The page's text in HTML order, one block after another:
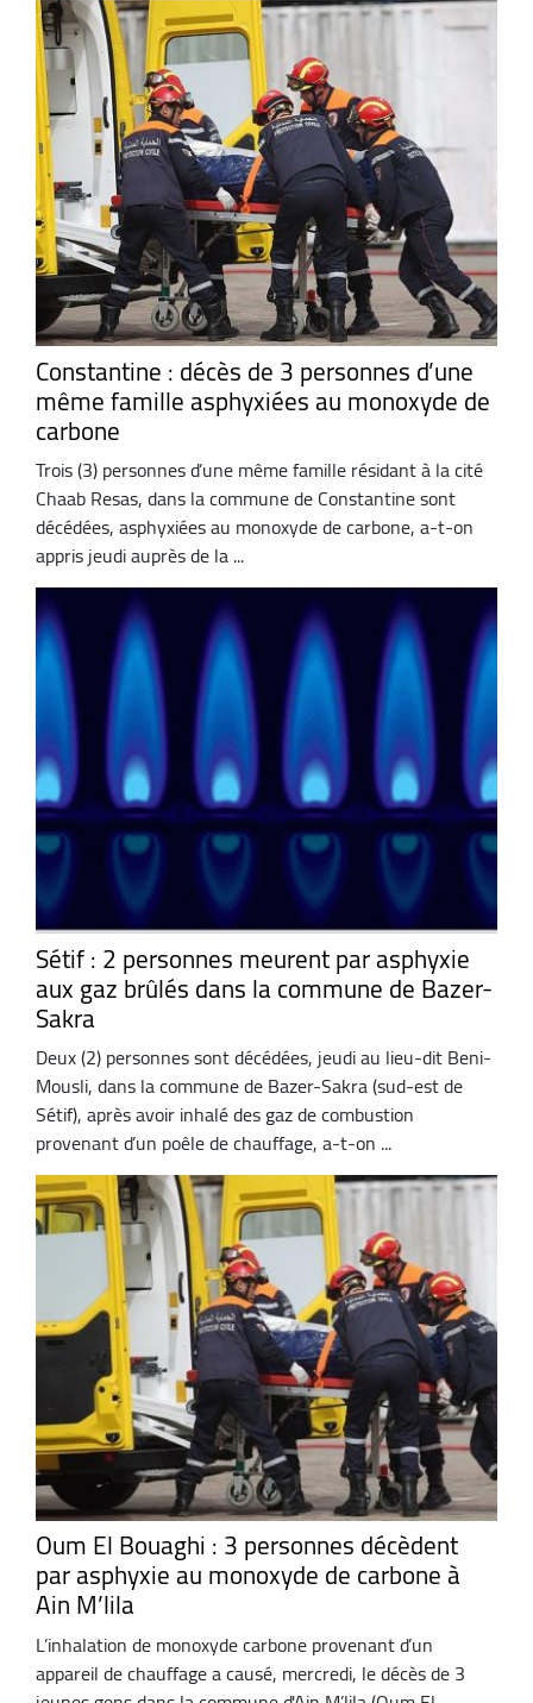
Constantine : décès de 3 personnes d’une
même famille asphyxiées au monoxyde de
carbone
Trois (3) personnes d’une même famille résidant à la cité
Chaab Resas, dans la commune de Constantine sont
décédées, asphyxiées au monoxyde de carbone, a-t-on
appris jeudi auprès de la ...
Sétif : 2 personnes meurent par asphyxie
aux gaz brûlés dans la commune de Bazer-
Sakra
Deux (2) personnes sont décédées, jeudi au lieu-dit Beni-
Mousli, dans la commune de Bazer-Sakra (sud-est de
Sétif), après avoir inhalé des gaz de combustion
provenant d’un poêle de chauffage, a-t-on ...
Oum El Bouaghi : 3 personnes décèdent
par asphyxie au monoxyde de carbone à
Ain M’lila
L’inhalation de monoxyde carbone provenant d’un
appareil de chauffage a causé, mercredi, le décès de 3